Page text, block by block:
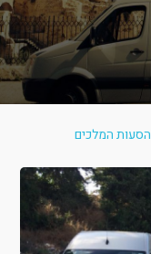
הסעות המלכים